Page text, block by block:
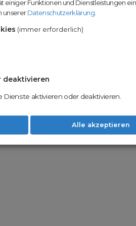
Möglichkeiten.
Unsere
Unser Open
um wertvolle
Mit
Option zu
einiger Funktionen und Dienstleistungen
unsererDatenschutzerklärung.
(immer erforderlich)
deaktivieren
Dienste aktivieren oder deaktivieren.
Alle akzeptieren